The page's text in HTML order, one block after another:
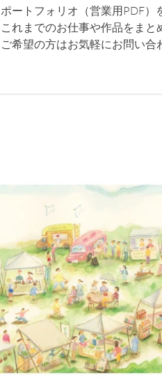
ポートフォリオ（営業用PDF）
これまでのお仕事や作品をまと
ご希望の方はお気軽にお問い合